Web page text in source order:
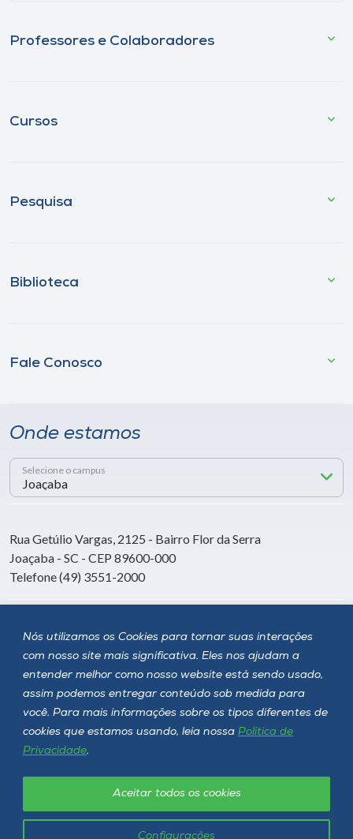
Nós utilizamos os Cookies para tornar suas interações
com nosso site mais significativa. Eles nos ajudam a
entender melhor como nosso website está sendo usado,
assim podemos entregar conteúdo sob medida para
você. Para mais informações sobre os tipos diferentes de
cookies que estamos usando, leia nossa Política de
Privacidade.
Configurações
Aceitar todos os cookies
Professores e Colaboradores
Cursos
Pesquisa
Biblioteca
Fale Conosco
Onde estamos
Selecione o campus
Rua Getúlio Vargas, 2125 - Bairro Flor da Serra
Joaçaba - SC - CEP 89600-000
Telefone (49) 3551-2000
Siga a Unoesc
Unoesc © 2026 - Todos os direitos reservados
Política de privacidade LGPD